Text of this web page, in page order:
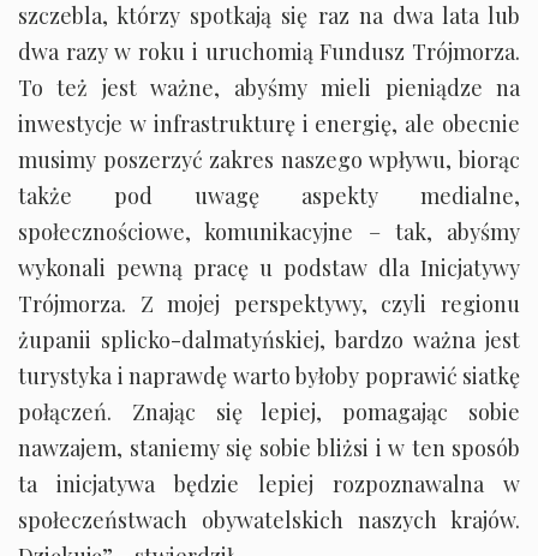
szczebla, którzy spotkają się raz na dwa lata lub
dwa razy w roku i uruchomią Fundusz Trójmorza.
To też jest ważne, abyśmy mieli pieniądze na
inwestycje w infrastrukturę i energię, ale obecnie
musimy poszerzyć zakres naszego wpływu, biorąc
także pod uwagę aspekty medialne,
społecznościowe, komunikacyjne – tak, abyśmy
wykonali pewną pracę u podstaw dla Inicjatywy
Trójmorza. Z mojej perspektywy, czyli regionu
żupanii splicko-dalmatyńskiej, bardzo ważna jest
turystyka i naprawdę warto byłoby poprawić siatkę
połączeń. Znając się lepiej, pomagając sobie
nawzajem, staniemy się sobie bliżsi i w ten sposób
ta inicjatywa będzie lepiej rozpoznawalna w
społeczeństwach obywatelskich naszych krajów.